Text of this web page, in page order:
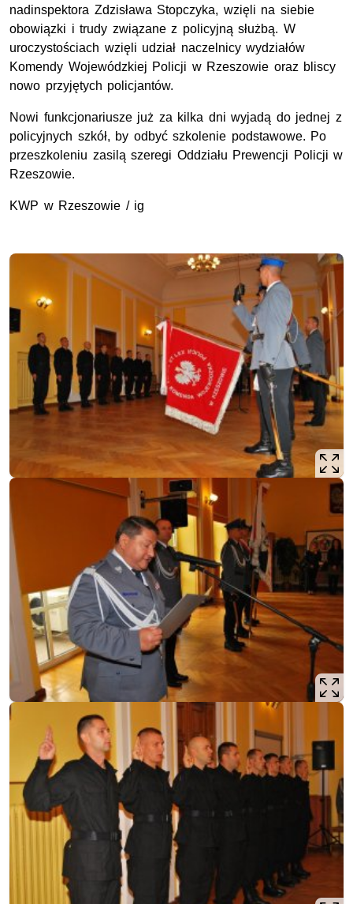
nadinspektora Zdzisława Stopczyka, wzięli na siebie
obowiązki i trudy związane z policyjną służbą. W
uroczystościach wzięli udział naczelnicy wydziałów
Komendy Wojewódzkiej Policji w Rzeszowie oraz bliscy
nowo przyjętych policjantów.
Nowi funkcjonariusze już za kilka dni wyjadą do jednej z
policyjnych szkół, by odbyć szkolenie podstawowe. Po
przeszkoleniu zasilą szeregi Oddziału Prewencji Policji w
Rzeszowie.
KWP w Rzeszowie / ig